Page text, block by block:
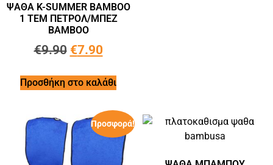
ΨΑΘΑ K-SUMMER ΒΑΜΒΟΟ
1 ΤΕΜ ΠΕΤΡΟΛ/ΜΠΕΖ
BAMBOO
€9.90 €7.90
Προσθήκη στο καλάθι
Προσφορά!